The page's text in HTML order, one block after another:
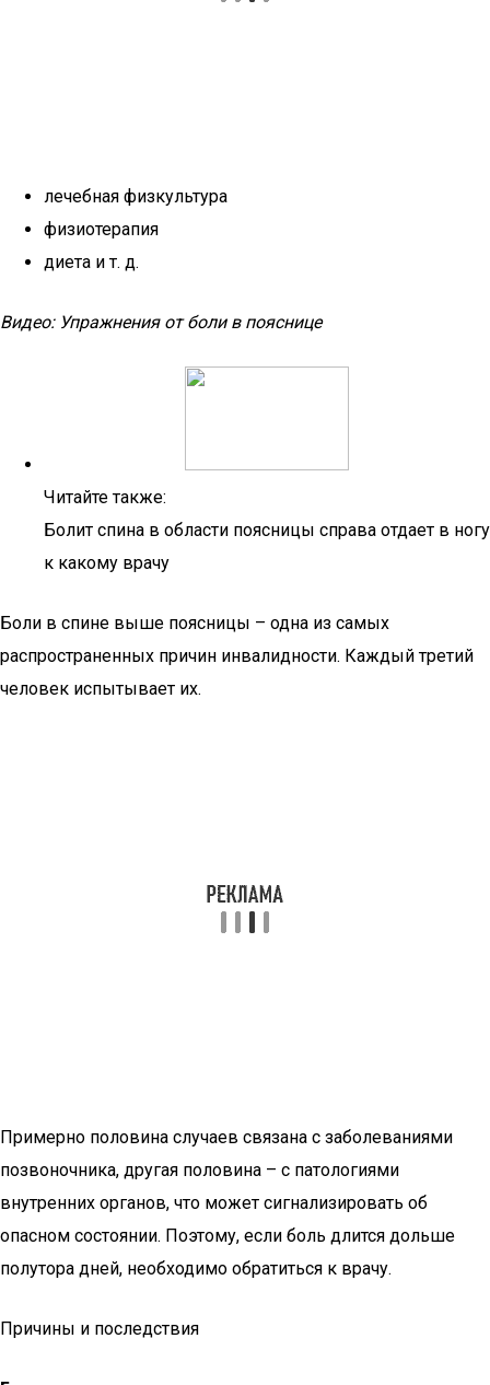
лечебная физкультура
физиотерапия
диета и т. д.
Видео: Упражнения от боли в пояснице
Читайте также:
Болит спина в области поясницы справа отдает в ногу
к какому врачу
Боли в спине выше поясницы – одна из самых
распространенных причин инвалидности. Каждый третий
человек испытывает их.
Примерно половина случаев связана с заболеваниями
позвоночника, другая половина – с патологиями
внутренних органов, что может сигнализировать об
опасном состоянии. Поэтому, если боль длится дольше
полутора дней, необходимо обратиться к врачу.
Причины и последствия